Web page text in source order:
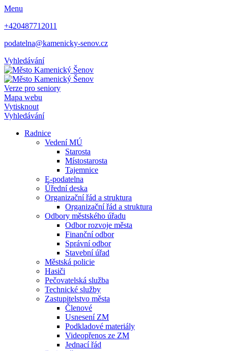
Menu
+420487712011
podatelna@kamenicky-senov.cz
Vyhledávání
Verze pro seniory
Mapa webu
Vytisknout
Vyhledávání
Radnice
Vedení MÚ
Starosta
Místostarosta
Tajemnice
E-podatelna
Úřední deska
Organizační řád a struktura
Organizační řád a struktura
Odbory městského úřadu
Odbor rozvoje města
Finanční odbor
Správní odbor
Stavební úřad
Městská policie
Hasiči
Pečovatelská služba
Technické služby
Zastupitelstvo města
Členové
Usnesení ZM
Podkladové materiály
Videopřenos ze ZM
Jednací řád